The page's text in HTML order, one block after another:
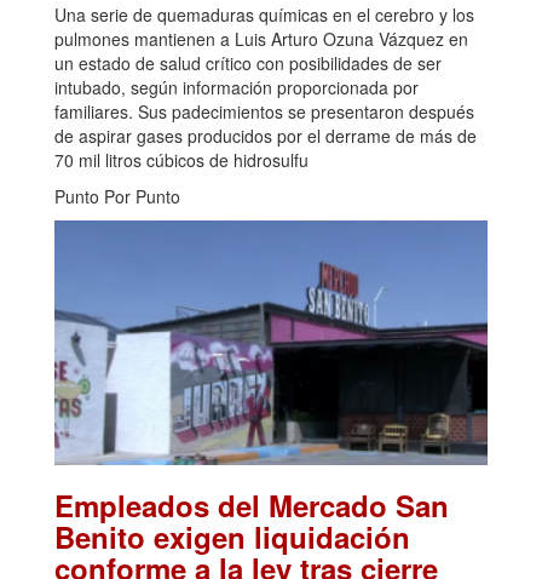
Una serie de quemaduras químicas en el cerebro y los
pulmones mantienen a Luis Arturo Ozuna Vázquez en
un estado de salud crítico con posibilidades de ser
intubado, según información proporcionada por
familiares. Sus padecimientos se presentaron después
de aspirar gases producidos por el derrame de más de
70 mil litros cúbicos de hidrosulfu
Punto Por Punto
Empleados del Mercado San
Benito exigen liquidación
conforme a la ley tras cierre